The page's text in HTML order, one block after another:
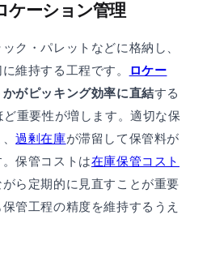
ケーション管理
ク・パレットなどに格納し、
維持する工程です。
ロケー
がピッキング効率に直結する
重要性が増します。適切な保
、過剰在庫が滞留して保管料が
保管コストは在庫保管コスト
ら定期的に見直すことが重要
管工程の精度を維持するうえ